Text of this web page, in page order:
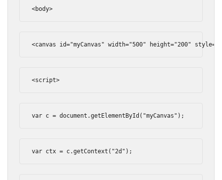
<body>
<canvas id="myCanvas" width="500" height="200" style=
<script>
var c = document .getElementById ( "myCanvas" );
var ctx = c.getContext ( "2d" );